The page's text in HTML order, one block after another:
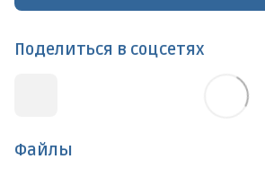
Поделиться в соцсетях
Файлы